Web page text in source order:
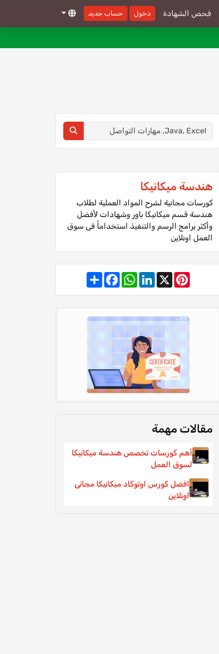
فحص الشهادة دخول حساب جديد
هندسة ميكانيكا
كورسات مجانية لشرح المواد العملية لطلاب
هندسة قسم ميكانيكا باور وشهادات ﻷفضل
وأكثر برامج الرسم والتنفيذ استخداماً فى سوق
العمل اونلاين
Share
Facebook
WhatsAppLinkedIn X
Pinterest
مقالات مهمة
أهم كورسات تخصص هندسة ميكانيكا
لسوق العمل
افضل كورس اوتوكاد ميكانيكا مجانى
اونلاين